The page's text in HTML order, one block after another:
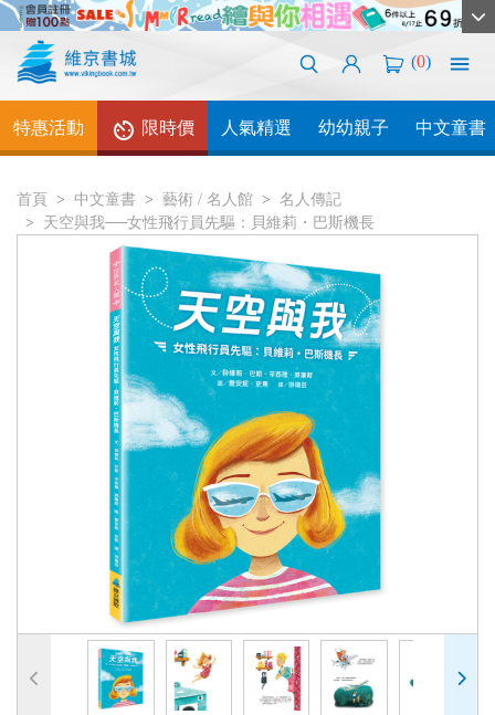
(0)
特惠活動 限時價 人氣精選 幼幼親子 中文童書
首頁 中文童書 藝術 / 名人館
名人傳記
天空與我──女性飛行員先驅：貝維莉・巴斯機長